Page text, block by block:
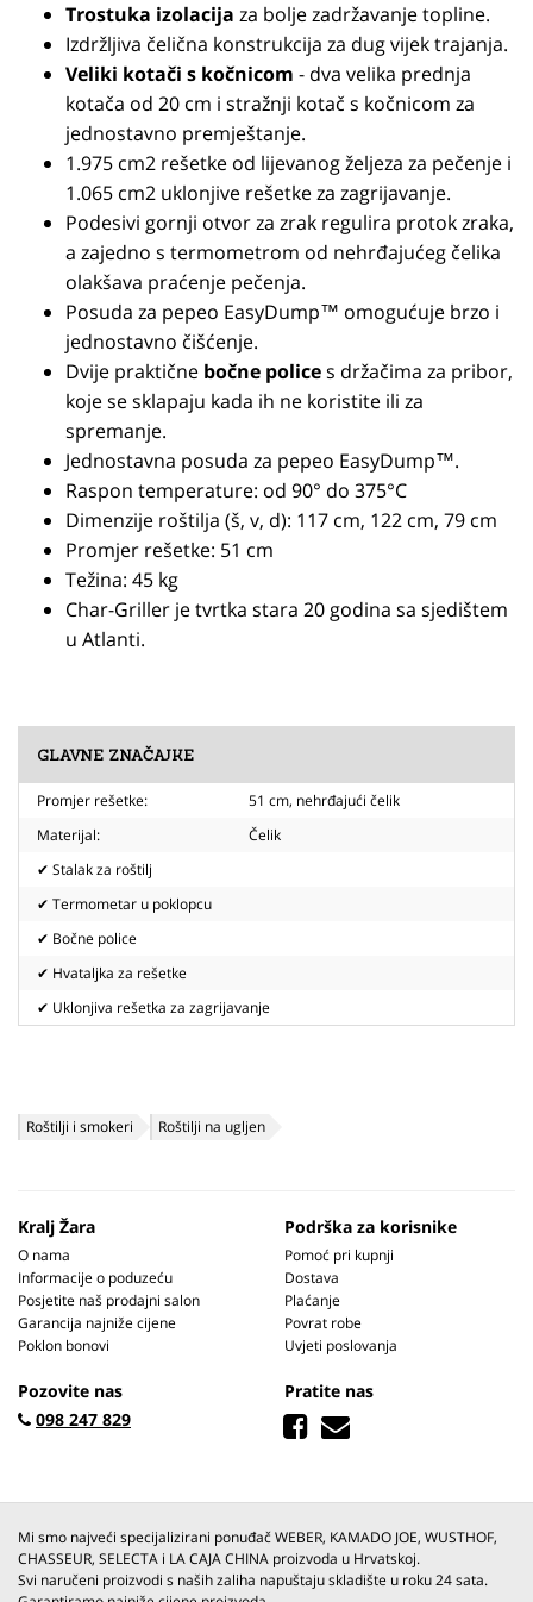
Trostuka izolacija za bolje zadržavanje topline.
Izdržljiva čelična konstrukcija za dug vijek trajanja.
Veliki kotači s kočnicom - dva velika prednja
kotača od 20 cm i stražnji kotač s kočnicom za
jednostavno premještanje.
1.975 cm2 rešetke od lijevanog željeza za pečenje i
1.065 cm2 uklonjive rešetke za zagrijavanje.
Podesivi gornji otvor za zrak regulira protok zraka,
a zajedno s termometrom od nehrđajućeg čelika
olakšava praćenje pečenja.
Posuda za pepeo EasyDump™ omogućuje brzo i
jednostavno čišćenje.
Dvije praktične bočne polices držačima za pribor,
koje se sklapaju kada ih ne koristite ili za
spremanje.
Jednostavna posuda za pepeo EasyDump™.
Raspon temperature: od 90° do 375°C
Dimenzije roštilja (š, v, d): 117 cm, 122 cm, 79 cm
Promjer rešetke: 51 cm
Težina: 45 kg
Char-Griller je tvrtka stara 20 godina sa sjedištem
u Atlanti.
GLAVNE ZNAČAJKE
Promjer rešetke:
51 cm, nehrđajući čelik
Materijal:
Čelik
✔ Stalak za roštilj
✔ Termometar u poklopcu
✔ Bočne police
✔ Hvataljka za rešetke
✔ Uklonjiva rešetka za zagrijavanje
Roštilji i smokeri Roštilji na ugljen
Kralj Žara
O nama
Informacije o poduzeću
Posjetite naš prodajni salon
Garancija najniže cijene
Poklon bonovi
Podrška za korisnike
Pomoć pri kupnji
Dostava
Plaćanje
Povrat robe
Uvjeti poslovanja
Pozovite nas
098 247 829
Pratite nas
Mi smo najveći specijalizirani ponuđač WEBER, KAMADO JOE, WUSTHOF,
CHASSEUR, SELECTA i LA CAJA CHINA proizvoda u Hrvatskoj.
Svi naručeni proizvodi s naših zaliha napuštaju skladište u roku 24 sata.